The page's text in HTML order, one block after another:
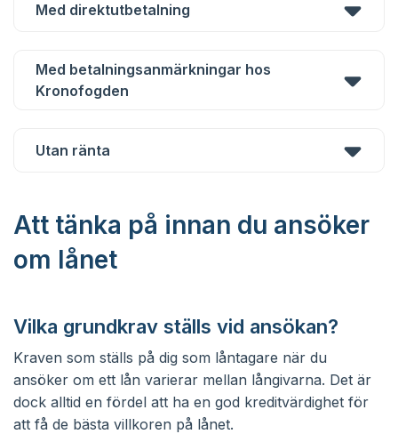
Med direktutbetalning
Med betalningsanmärkningar hos
Kronofogden
Utan ränta
Att tänka på innan du ansöker
om lånet
Vilka grundkrav ställs vid ansökan?
Kraven som ställs på dig som låntagare när du
ansöker om ett lån varierar mellan långivarna. Det är
dock alltid en fördel att ha en god kreditvärdighet för
att få de bästa villkoren på lånet.